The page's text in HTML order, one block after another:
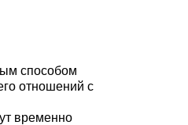
способом
отношений с
временно